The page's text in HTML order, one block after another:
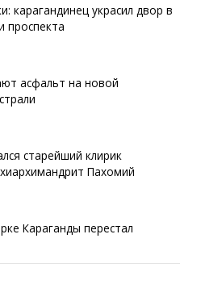
карагандинец украсил двор в
проспекта
асфальт на новой
старейший клирик
Пахомий
Караганды перестал